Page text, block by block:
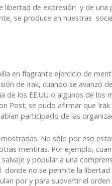
libertad de expresión y de una
se produce en nuestras
en flagrante ejercicio de
de Irak, cuando se avanzó
de los EE.UU o algunos de
Post; se pudo afirmar que
participado de las
No sólo por eso
mentiras. Por ejemplo,
y popular a una
no se permite la libertad
por y para subvertir el